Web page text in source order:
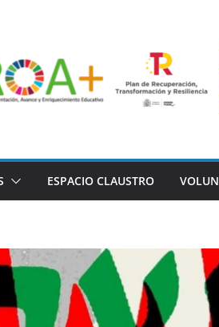
ESPACIO CLAUSTRO